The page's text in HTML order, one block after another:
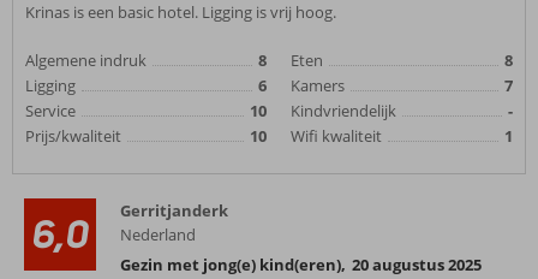
Krinas is een basic hotel. Ligging is vrij hoog.
Algemene indruk
8
Ligging
6
Service
10
Prijs/kwaliteit
10
Eten
8
Kamers
7
Kindvriendelijk
-
Wifi kwaliteit
1
6,0
Gerritjanderk
Nederland
Gezin met jong(e) kind(eren), 20 augustus 2025